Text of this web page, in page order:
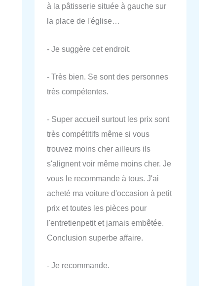
à la pâtisserie située à gauche sur
la place de l'église…
- Je suggère cet endroit.
- Très bien. Se sont des personnes
très compétentes.
- Super accueil surtout les prix sont
très compétitifs même si vous
trouvez moins cher ailleurs ils
s'alignent voir même moins cher. Je
vous le recommande à tous. J'ai
acheté ma voiture d'occasion à petit
prix et toutes les pièces pour
l'entretienpetit et jamais embêtée.
Conclusion superbe affaire.
- Je recommande.